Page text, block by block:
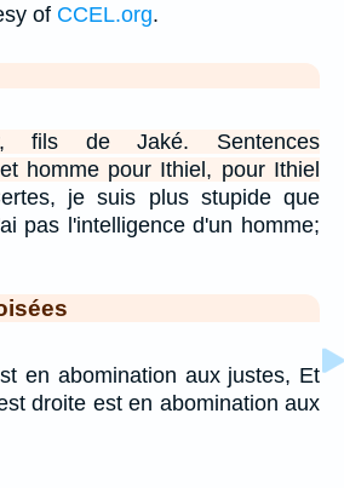
of CCEL.org.
fils de Jaké. Sentences
homme pour Ithiel, pour Ithiel
je suis plus stupide que
pas l'intelligence d'un homme;
en abomination aux justes, Et
droite est en abomination aux